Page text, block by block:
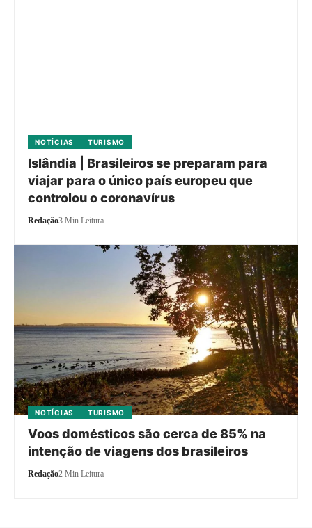
NOTÍCIAS TURISMO
Islândia | Brasileiros se preparam para
viajar para o único país europeu que
controlou o coronavírus
Redação3 Min Leitura
NOTÍCIAS TURISMO
Voos domésticos são cerca de 85% na
intenção de viagens dos brasileiros
Redação2 Min Leitura